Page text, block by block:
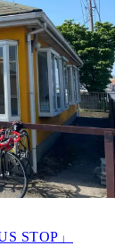
STOP」